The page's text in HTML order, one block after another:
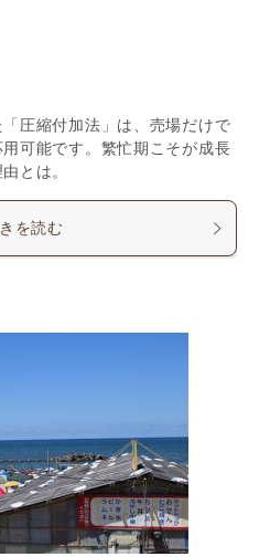
圧縮付加法」は、売場だけで
可能です。繁忙期こそが成長
とは。
を読む